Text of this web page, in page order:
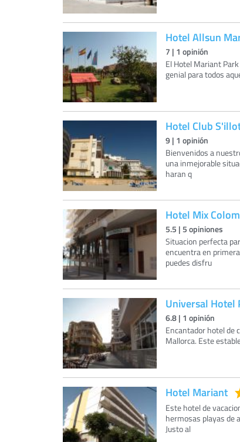
Hotel Allsun
7 | 1 opinión
El Hotel Mariant
genial para todos
Hotel Club
9 | 1 opinión
Bienvenidos a
una inmejorable
haran q
Hotel Mix
5.5 | 5 opiniones
Situacion perfecta
encuentra en
puedes disfru
Universal Hotel
6.8 | 1 opinión
Encantador hotel de
Mallorca. Este
Hotel Mariant
Este hotel de
hermosas playas de
Justo al